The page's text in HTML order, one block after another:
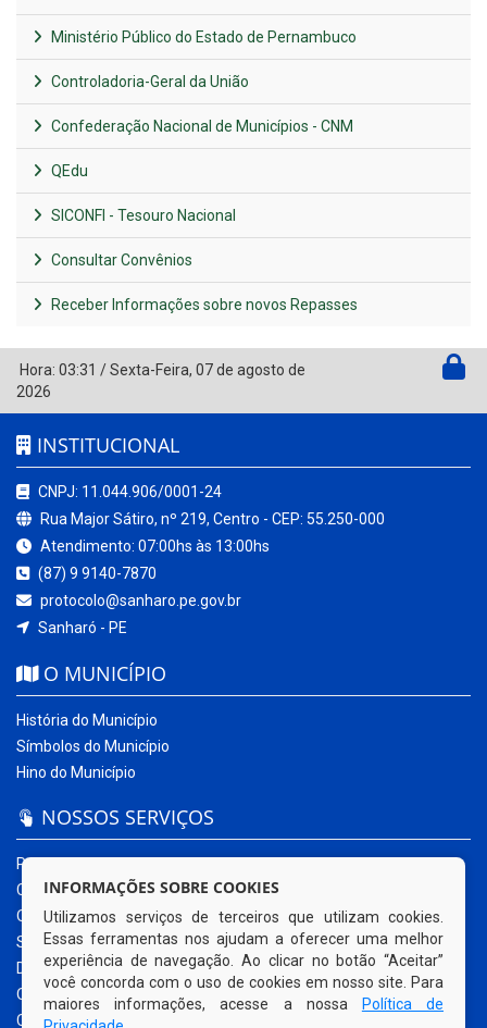
Ministério Público do Estado de Pernambuco
Controladoria-Geral da União
Confederação Nacional de Municípios - CNM
QEdu
SICONFI - Tesouro Nacional
Consultar Convênios
Receber Informações sobre novos Repasses
Hora: 03:31 /Sexta-Feira, 07 de agosto de
2026
INSTITUCIONAL
CNPJ: 11.044.906/0001-24
Rua Major Sátiro, nº 219, Centro - CEP: 55.250-000
Atendimento: 07:00hs às 13:00hs
(87) 9 9140-7870
protocolo@sanharo.pe.gov.br
Sanharó - PE
O MUNICÍPIO
História do Município
Símbolos do Município
Hino do Município
NOSSOS SERVIÇOS
Portal da Transparência
Carta de Serviços ao Usuário
Ouvidoria Municipal
Sistema Eletrônico – e-SIC
Diário Oficial
Quadro de Avisos
Contracheque Online
INFORMAÇÕES SOBRE COOKIES
Utilizamos serviços de terceiros que utilizam cookies.
Essas ferramentas nos ajudam a oferecer uma melhor
experiência de navegação. Ao clicar no botão “Aceitar”
você concorda com o uso de cookies em nosso site. Para
maiores informações, acesse a nossa
Política de